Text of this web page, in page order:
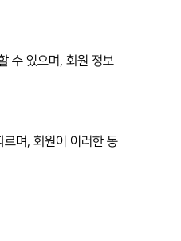
수 있으며, 회원 정보
르며, 회원이 이러한 동